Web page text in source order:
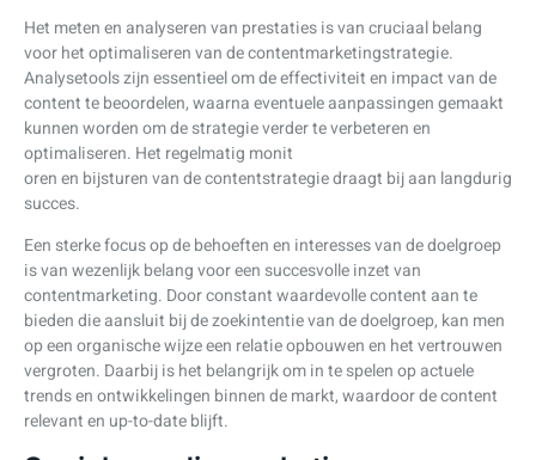
Het meten en analyseren van prestaties is van cruciaal belang
voor het optimaliseren van de contentmarketingstrategie.
Analysetools zijn essentieel om de effectiviteit en impact van de
content te beoordelen, waarna eventuele aanpassingen gemaakt
kunnen worden om de strategie verder te verbeteren en
optimaliseren. Het regelmatig monit
oren en bijsturen van de contentstrategie draagt bij aan langdurig
succes.
Een sterke focus op de behoeften en interesses van de doelgroep
is van wezenlijk belang voor een succesvolle inzet van
contentmarketing. Door constant waardevolle content aan te
bieden die aansluit bij de zoekintentie van de doelgroep, kan men
op een organische wijze een relatie opbouwen en het vertrouwen
vergroten. Daarbij is het belangrijk om in te spelen op actuele
trends en ontwikkelingen binnen de markt, waardoor de content
relevant en up-to-date blijft.